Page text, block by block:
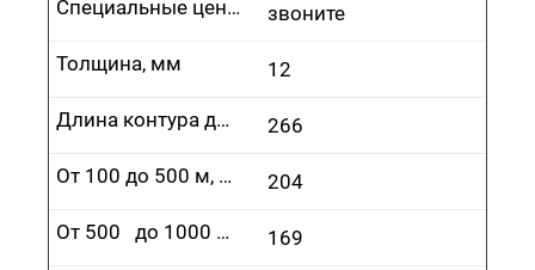
звоните
Специальные цены
12
Толщина, мм
266
Длина контура до 100 м, руб.
204
От 100 до 500 м, руб.
169
От 500 до 1000 м, руб.